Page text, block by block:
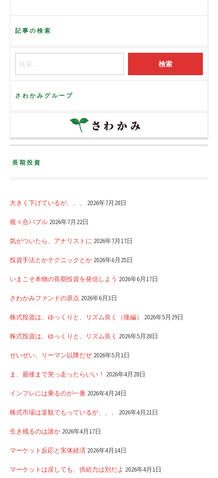
記事の検索
さわかみグループ
長期投資
大きく下げているが、、、 2026年7月28日
複々合バブル 2026年7月22日
気がついたら、アナリストに 2026年7月17日
投資手法とかテクニックとか 2026年6月25日
いまこそ本物の長期投資を発信しよう 2026年6月17日
さわかみファンドの原点 2026年6月3日
株式投資は、ゆっくりと、リズム良く（後編） 2026年5月29日
株式投資は、ゆっくりと、リズム良く 2026年5月28日
せいぜい、リーマン以降だぜ2026年5月1日
ま、最後まで突っ走ったらいい！ 2026年4月28日
インフレには乗るのが一番 2026年4月24日
株式市場は楽観でもっているが、、、 2026年4月21日
生き残るのは誰か 2026年4月17日
マーケット反応と実体経済 2026年4月14日
マーケットは戻しても、供給力は別だよ 2026年4月1日